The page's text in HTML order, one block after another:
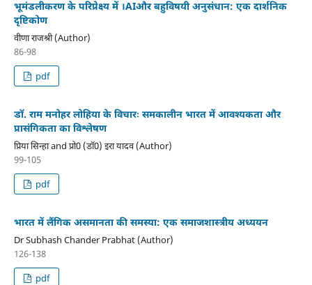
भूमंडलीकरण के परिप्रेक्ष्य में ।AIऔर बहुविषयी अनुसंधान: एक दार्शनिक
दृष्टिकोण
वीणा राजश्री (Author)
86-98
pdf
डॉ. राम मनोहर लोहिया के विचारः समकालीन भारत में आवश्यकता और
प्रासंगिकता का विश्लेषण
प्रिया सिन्हा and प्रो0 (डाॅ0) इरा यादव (Author)
99-105
pdf
भारत में लैंगिक असमानता की समस्या: एक समाजशास्त्रीय अध्ययन
Dr Subhash Chander Prabhat (Author)
126-138
pdf